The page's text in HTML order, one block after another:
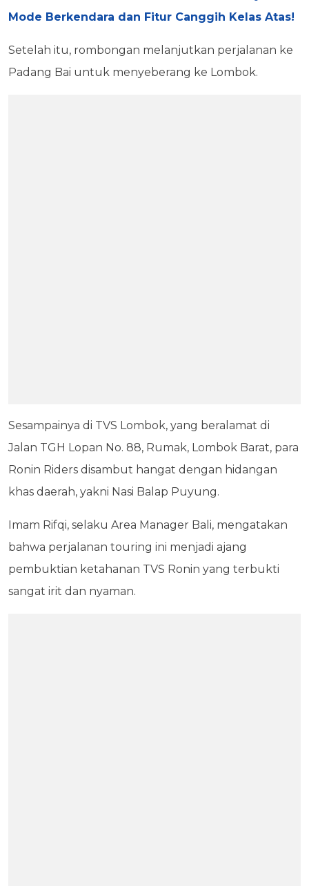
Mode Berkendara dan Fitur Canggih Kelas Atas!
Setelah itu, rombongan melanjutkan perjalanan ke
Padang Bai untuk menyeberang ke Lombok.
Sesampainya di TVS Lombok, yang beralamat di
Jalan TGH Lopan No. 88, Rumak, Lombok Barat, para
Ronin Riders disambut hangat dengan hidangan
khas daerah, yakni Nasi Balap Puyung.
Imam Rifqi, selaku Area Manager Bali, mengatakan
bahwa perjalanan touring ini menjadi ajang
pembuktian ketahanan TVS Ronin yang terbukti
sangat irit dan nyaman.